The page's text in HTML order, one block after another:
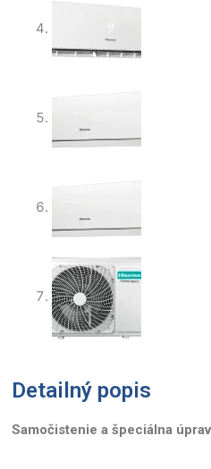
Detailný popis
Samočistenie a špeciálna